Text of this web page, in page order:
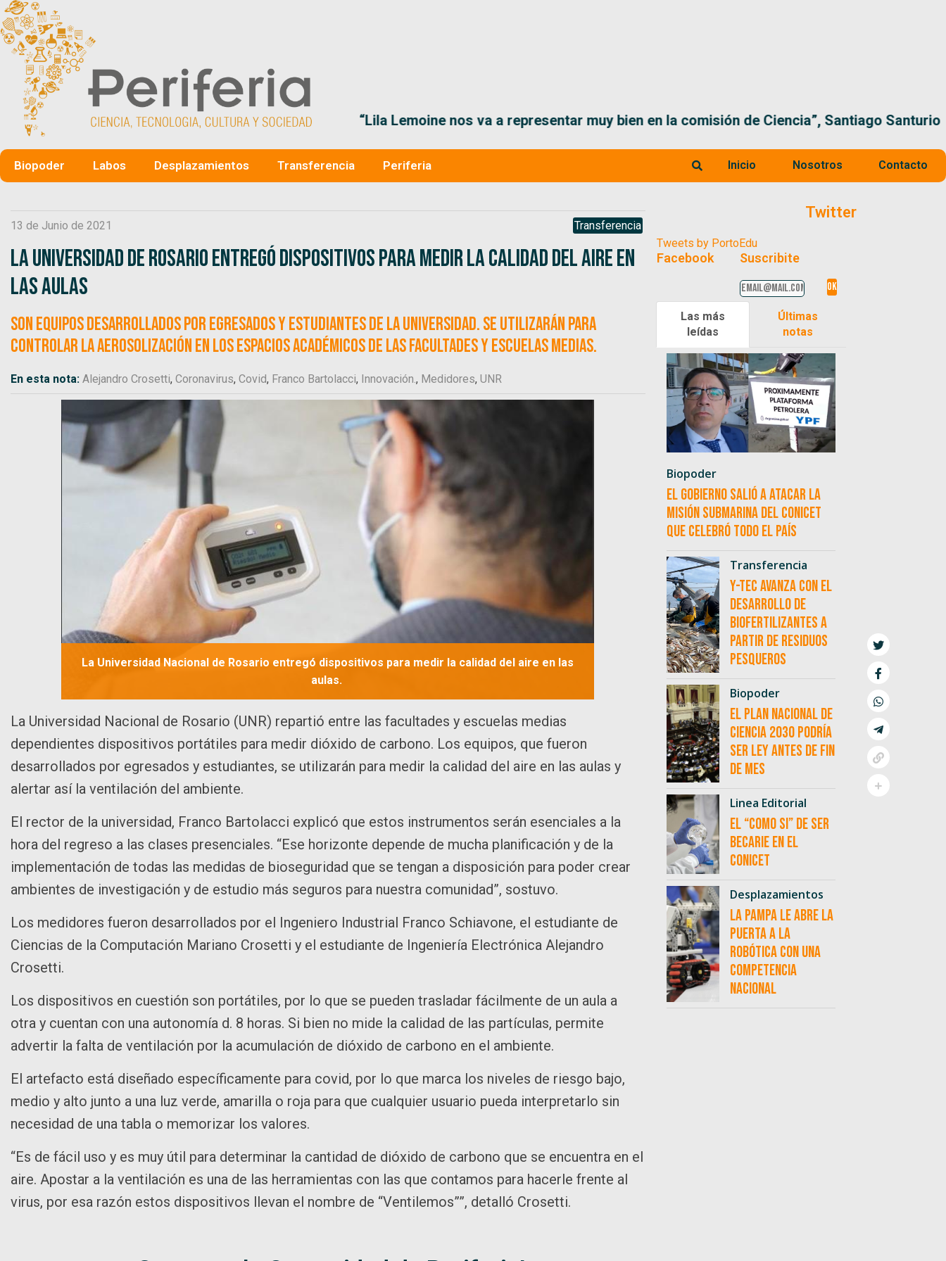
“Lila Lemoine nos va a representar muy bien en la comisión de Ciencia”, Santiago Santurio
Biopoder Labos Desplazamientos Transferencia Periferia Inicio Nosotros Contacto
13 de Junio de 2021 Transferencia
La Universidad de Rosario entregó dispositivos para medir la calidad del aire en
las aulas
Son equipos desarrollados por egresados y estudiantes de la universidad. Se utilizarán para
controlar la aerosolización en los espacios académicos de las facultades y escuelas medias.
En esta nota: Alejandro Crosetti, Coronavirus, Covid, Franco Bartolacci, Innovación. , Medidores, UNR
La Universidad Nacional de Rosario entregó dispositivos para medir la calidad del aire en las
aulas.
La Universidad Nacional de Rosario (UNR) repartió entre las facultades y escuelas medias
dependientes dispositivos portátiles para medir dióxido de carbono. Los equipos, que fueron
desarrollados por egresados y estudiantes, se utilizarán para medir la calidad del aire en las aulas y
alertar así la ventilación del ambiente.
El rector de la universidad, Franco Bartolacci explicó que estos instrumentos serán esenciales a la
hora del regreso a las clases presenciales. “Ese horizonte depende de mucha planificación y de la
implementación de todas las medidas de bioseguridad que se tengan a disposición para poder crear
ambientes de investigación y de estudio más seguros para nuestra comunidad”, sostuvo.
Los medidores fueron desarrollados por el Ingeniero Industrial Franco Schiavone, el estudiante de
Ciencias de la Computación Mariano Crosetti y el estudiante de Ingeniería Electrónica Alejandro
Crosetti.
Los dispositivos en cuestión son portátiles, por lo que se pueden trasladar fácilmente de un aula a
otra y cuentan con una autonomía d. 8 horas. Si bien no mide la calidad de las partículas, permite
advertir la falta de ventilación por la acumulación de dióxido de carbono en el ambiente.
El artefacto está diseñado específicamente para covid, por lo que marca los niveles de riesgo bajo,
medio y alto junto a una luz verde, amarilla o roja para que cualquier usuario pueda interpretarlo sin
necesidad de una tabla o memorizar los valores.
“Es de fácil uso y es muy útil para determinar la cantidad de dióxido de carbono que se encuentra en el
aire. Apostar a la ventilación es una de las herramientas con las que contamos para hacerle frente al
virus, por esa razón estos dispositivos llevan el nombre de “Ventilemos””, detalló Crosetti.
Twitter
Tweets by PortoEdu
Facebook Suscribite
Las más
leídas
Últimas
notas
Biopoder
El Gobierno salió a atacar la
misión submarina del CONICET
que celebró todo el país
Transferencia
Y-TEC avanza con el
desarrollo de
biofertilizantes a
partir de residuos
pesqueros
Biopoder
El Plan Nacional de
Ciencia 2030 podría
ser ley antes de fin
de mes
Linea Editorial
El “como si” de ser
becarie en el
CONICET
Desplazamientos
La Pampa le abre la
puerta a la
robótica con una
competencia
nacional